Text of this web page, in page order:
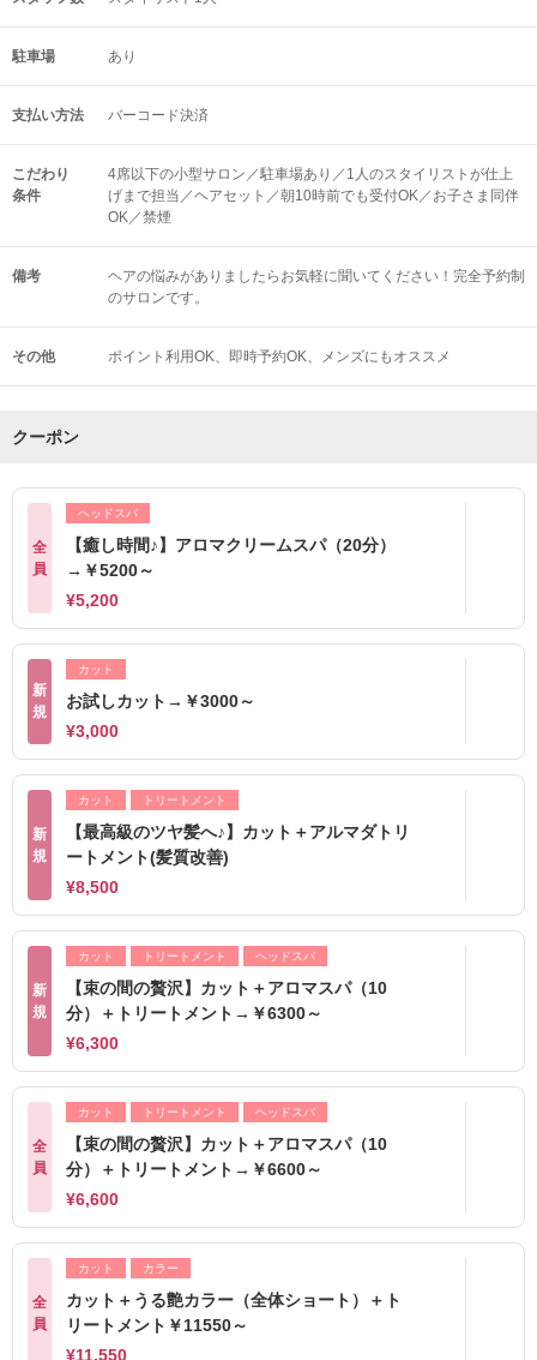
駐車場 あり
支払い方法 バーコード決済
こだわり
条件
4席以下の小型サロン／駐車場あり／1人のスタイリストが仕上
げまで担当／ヘアセット／朝10時前でも受付OK／お子さま同伴
OK／禁煙
備考
ヘアの悩みがありましたらお気軽に聞いてください！完全予約制
のサロンです。
その他 ポイント利用OK 即時予約OK メンズにもオススメ
クーポン
全
員
ヘッドスパ
【癒し時間♪】アロマクリームスパ（20分）
→￥5200～
¥5,200
新
規
カット
お試しカット→￥3000～
¥3,000
新
規
カット トリートメント
【最高級のツヤ髪へ♪】カット＋アルマダトリ
ートメント(髪質改善)
¥8,500
新
規
カット トリートメント ヘッドスパ
【束の間の贅沢】カット＋アロマスパ（10
分）＋トリートメント→￥6300～
¥6,300
全
員
カット トリートメント ヘッドスパ
【束の間の贅沢】カット＋アロマスパ（10
分）＋トリートメント→￥6600～
¥6,600
全
員
カット カラー
カット＋うる艶カラー（全体ショート）＋ト
リートメント￥11550～
¥11,550